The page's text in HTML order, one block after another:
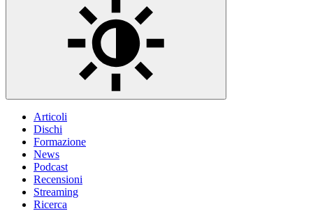
Articoli
Dischi
Formazione
News
Podcast
Recensioni
Streaming
Ricerca